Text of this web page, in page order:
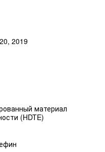
2019
материал
(HDTE)